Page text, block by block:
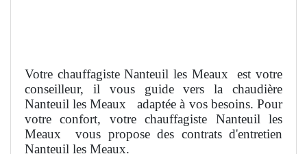
Votre chauffagiste Nanteuil les Meaux
est votre
conseilleur, il vous guide vers la chaudière
Nanteuil les Meaux
adaptée à vos besoins. Pour
votre confort, votre chauffagiste Nanteuil les
Meaux
vous propose des contrats d'entretien
Nanteuil les Meaux.